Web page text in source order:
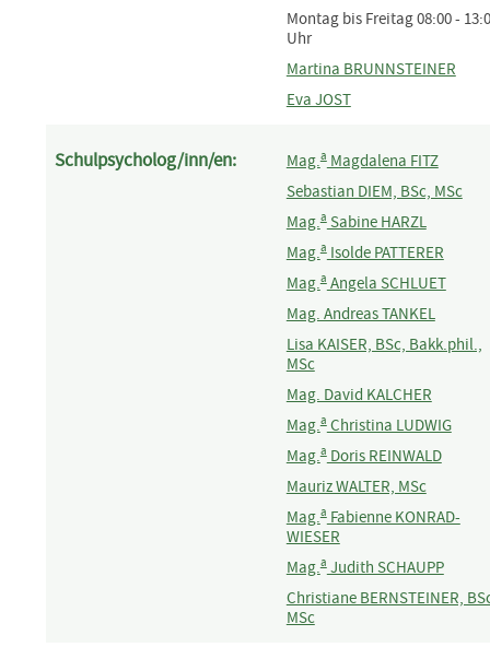
Montag bis Freitag 08:00 -
Uhr
Martina BRUNNSTEINER
Eva JOST
Schulpsycholog/inn/en: Mag.aMagdalena FITZ
Sebastian DIEM, BSc, MSc
Mag.aSabine HARZL
Mag.aIsolde PATTERER
Mag.aAngela SCHLUET
Mag. Andreas TANKEL
Lisa KAISER, BSc, Bakk.phil.,
MSc
Mag. David KALCHER
Mag.aChristina LUDWIG
Mag.aDoris REINWALD
Mauriz WALTER, MSc
Mag.aFabienne KONRAD-
WIESER
Mag.aJudith SCHAUPP
Christiane BERNSTEINER,
MSc